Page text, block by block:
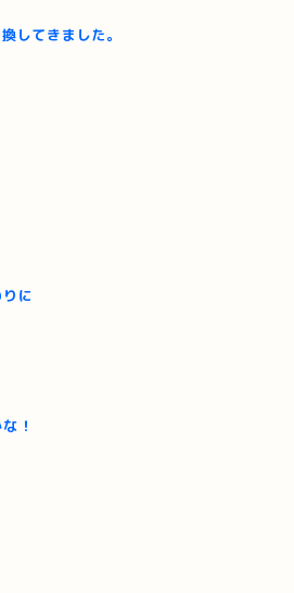
してきました。
に
！